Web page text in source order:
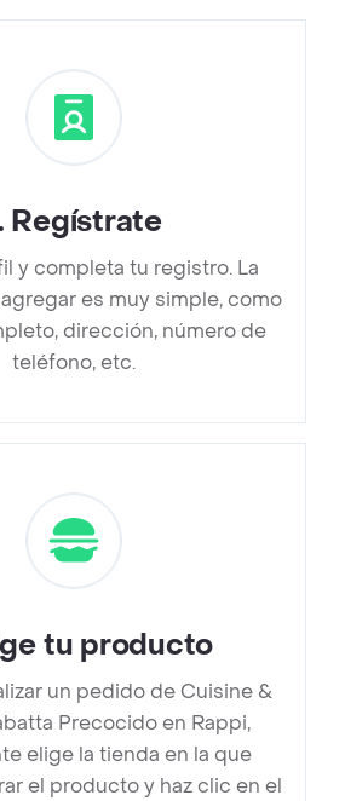
. Regístrate
y completa tu registro. La
es muy simple, como
dirección, número de
teléfono, etc.
tu producto
un pedido de Cuisine &
Precocido en Rappi,
elige la tienda en la que
el producto y haz clic en el